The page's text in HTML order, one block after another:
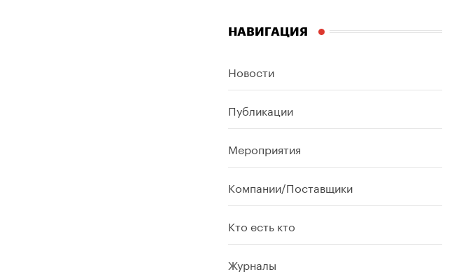
НАВИГАЦИЯ
Новости
Публикации
Мероприятия
Компании/Поставщики
Кто есть кто
Журналы